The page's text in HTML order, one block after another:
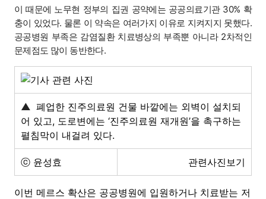
이 때문에 노무현 정부의 집권 공약에는 공공의료기관 30% 확
충이 있었다. 물론 이 약속은 여러가지 이유로 지켜지지 못했다.
공공병원 부족은 감염질환 치료병상의 부족뿐 아니라 2차적인
문제점도 많이 동반한다.
▲ 폐업한 진주의료원 건물 바깥에는 외벽이 설치되
어 있고, 도로변에는 ‘진주의료원 재개원’을 촉구하는
펼침막이 내걸려 있다.
ⓒ 윤성효 관련사진보기
이번 메르스 확산은 공공병원에 입원하거나 치료받는 저